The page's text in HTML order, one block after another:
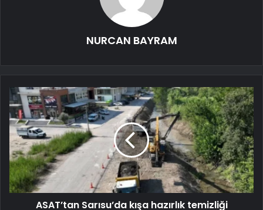
NURCAN BAYRAM
ASAT’tan Sarısu’da kışa hazırlık temizliği